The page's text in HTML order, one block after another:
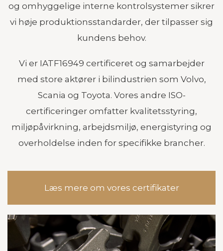
og omhyggelige interne kontrolsystemer sikrer
vi høje produktionsstandarder, der tilpasser sig
kundens behov.
Vi er IATF16949 certificeret og samarbejder
med store aktører i bilindustrien som Volvo,
Scania og Toyota. Vores andre ISO-
certificeringer omfatter kvalitetsstyring,
miljøpåvirkning, arbejdsmiljø, energistyring og
overholdelse inden for specifikke brancher.
Læs mere om vores certifikater